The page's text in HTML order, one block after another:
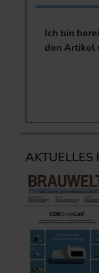
Ich bin
den Artikel
AKTUELLES